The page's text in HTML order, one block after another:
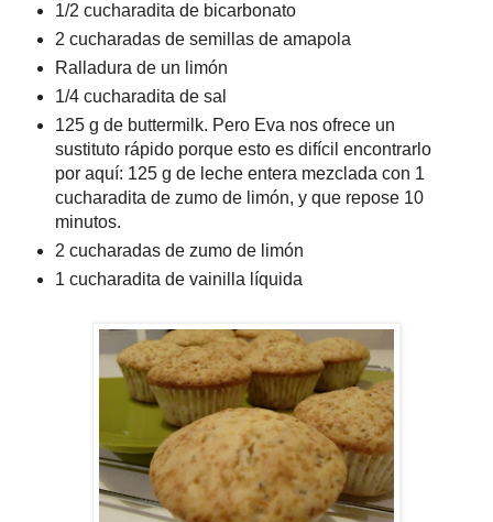
1/2 cucharadita de bicarbonato
2 cucharadas de semillas de amapola
Ralladura de un limón
1/4 cucharadita de sal
125 g de buttermilk. Pero Eva nos ofrece un
sustituto rápido porque esto es difícil encontrarlo
por aquí: 125 g de leche entera mezclada con 1
cucharadita de zumo de limón, y que repose 10
minutos.
2 cucharadas de zumo de limón
1 cucharadita de vainilla líquida